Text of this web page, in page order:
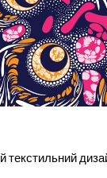
текстильний